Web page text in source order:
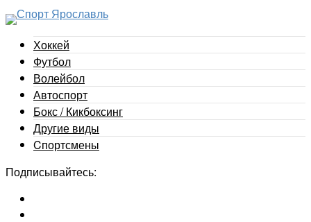
Хоккей
Футбол
Волейбол
Автоспорт
Бокс / Кикбоксинг
Другие виды
Cпортсмены
Подписывайтесь: